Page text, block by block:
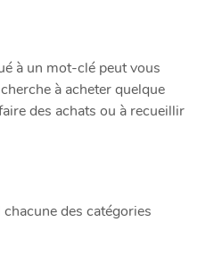
à un mot-clé peut vous
à acheter quelque
des achats ou à recueillir
des catégories